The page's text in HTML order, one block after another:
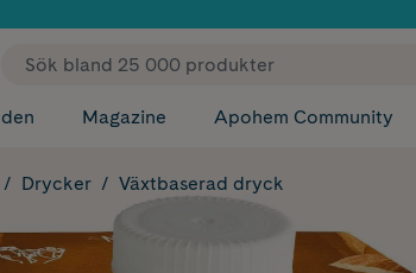
✓ Fri frakt
Magazine Apohem Community
Drycker Växtbaserad dryck